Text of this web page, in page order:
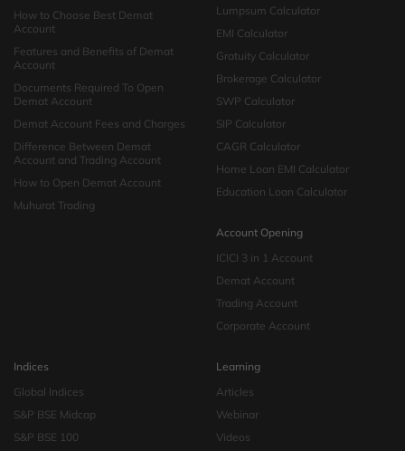
How to Choose Best Demat
Account
Features and Benefits of Demat
Account
Documents Required To Open
Demat Account
Demat Account Fees and Charges
Difference Between Demat
Account and Trading Account
How to Open Demat Account
Muhurat Trading
Lumpsum Calculator
EMI Calculator
Gratuity Calculator
Brokerage Calculator
SWP Calculator
SIP Calculator
CAGR Calculator
Home Loan EMI Calculator
Education Loan Calculator
Account Opening
ICICI 3 in 1 Account
Demat Account
Trading Account
Corporate Account
Indices
Global Indices
S&P BSE Midcap
S&P BSE 100
Learning
Articles
Webinar
Videos